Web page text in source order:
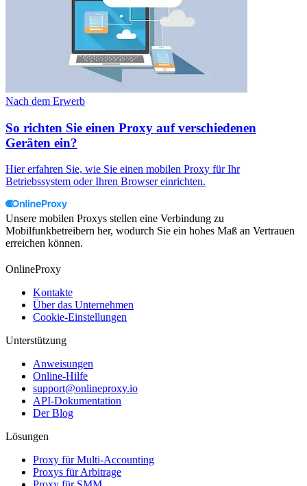
Nach dem Erwerb
So richten Sie einen Proxy auf verschiedenen
Geräten ein?
Hier erfahren Sie, wie Sie einen mobilen Proxy für Ihr
Betriebssystem oder Ihren Browser einrichten.
Unsere mobilen Proxys stellen eine Verbindung zu
Mobilfunkbetreibern her, wodurch Sie ein hohes Maß an Vertrauen
erreichen können.
OnlineProxy
Kontakte
Über das Unternehmen
Cookie-Einstellungen
Unterstützung
Anweisungen
Online-Hilfe
support@onlineproxy.io
API-Dokumentation
Der Blog
Lösungen
Proxy für Multi-Accounting
Proxys für Arbitrage